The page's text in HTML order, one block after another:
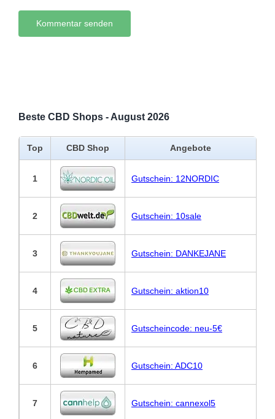
Beste CBD Shops - August 2026
Top CBD Shop Angebote
1 Gutschein: 12NORDIC
2 Gutschein: 10sale
3 Gutschein: DANKEJANE
4 Gutschein: aktion10
5 Gutscheincode: neu-5€
6 Gutschein: ADC10
7 Gutschein: cannexol5